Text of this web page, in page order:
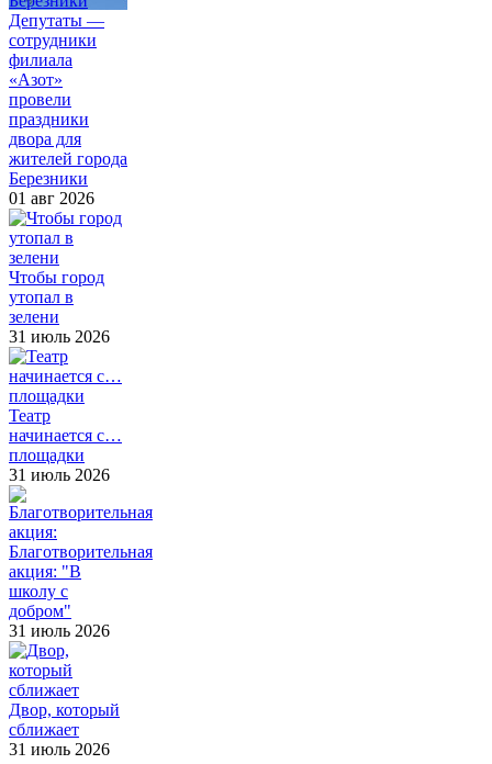
Депутаты —
сотрудники
филиала
«Азот»
провели
праздники
двора для
жителей города
Березники
01 авг 2026
Чтобы город
утопал в
зелени
31 июль 2026
Театр
начинается с…
площадки
31 июль 2026
Благотворительная
акция: "В
школу с
добром"
31 июль 2026
Двор, который
сближает
31 июль 2026